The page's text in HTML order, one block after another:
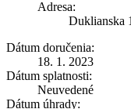
Adresa:
Duklianska
Dátum doručenia:
18. 1. 2023
Dátum splatnosti:
Neuvedené
Dátum úhrady: